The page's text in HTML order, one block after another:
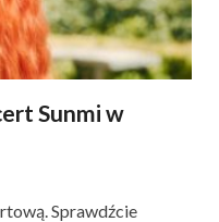
Sunmi w
Sprawdźcie